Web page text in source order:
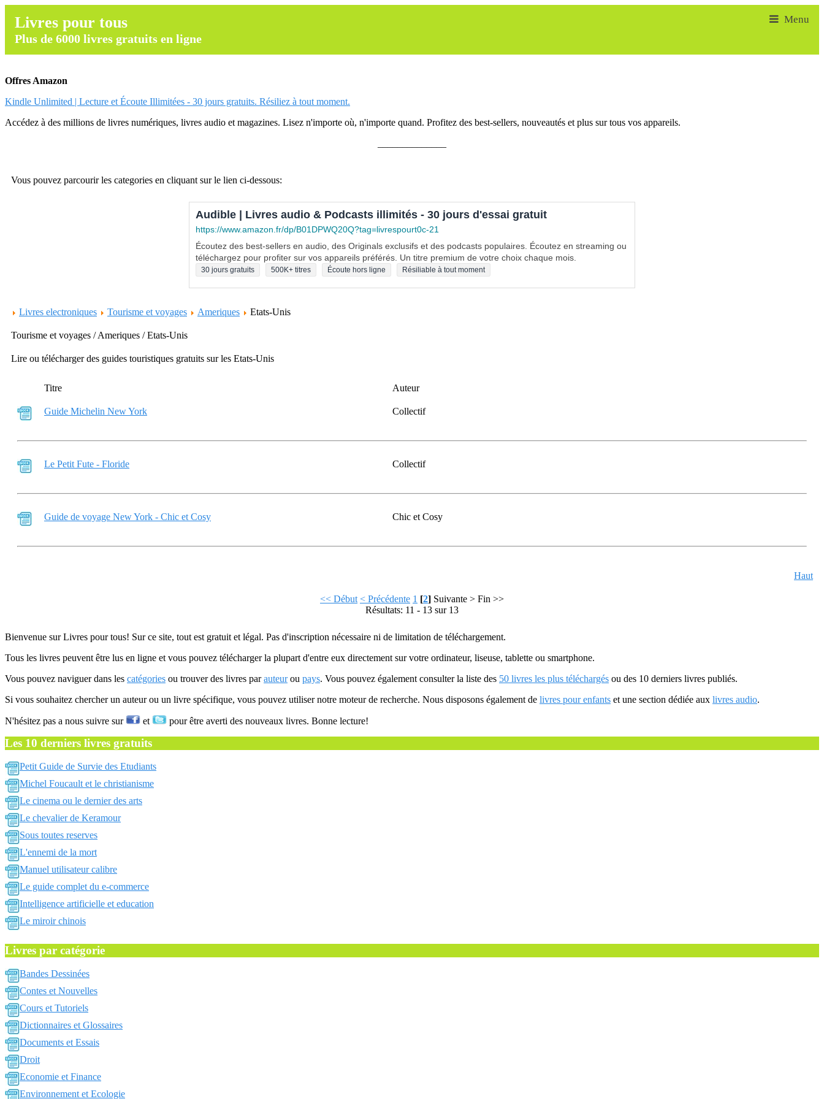
Livres pour tous
Plus de 6000 livres gratuits en ligne
Offres Amazon
Kindle Unlimited | Lecture et Écoute Illimitées - 30 jours gratuits. Résiliez à tout moment.
Accédez à des millions de livres numériques, livres audio et magazines. Lisez n'importe où, n'importe quand. Profitez des best-sellers, nouveautés et plus sur tous vos appareils.
Vous pouvez parcourir les categories en cliquant sur le lien ci-dessous:
Audible | Livres audio & Podcasts illimités - 30 jours d'essai gratuit
https://www.amazon.fr/dp/B01DPWQ20Q?tag=livrespourt0c-21
Écoutez des best-sellers en audio, des Originals exclusifs et des podcasts populaires. Écoutez en streaming ou
téléchargez pour profiter sur vos appareils préférés. Un titre premium de votre choix chaque mois.
30 jours gratuits 500K+ titres Écoute hors ligne Résiliable à tout moment
Livres electroniques Tourisme et voyages Ameriques Etats-Unis
Tourisme et voyages / Ameriques / Etats-Unis
Lire ou télécharger des guides touristiques gratuits sur les Etats-Unis
Titre Auteur
Guide Michelin New York Collectif
Le Petit Fute - Floride Collectif
Guide de voyage New York - Chic et Cosy Chic et Cosy
Haut
<< Début < Précédente 1 [2] Suivante > Fin >>
Résultats: 11 - 13 sur 13
Bienvenue sur Livres pour tous! Sur ce site, tout est gratuit et légal. Pas d'inscription nécessaire ni de limitation de téléchargement.
Tous les livres peuvent être lus en ligne et vous pouvez télécharger la plupart d'entre eux directement sur votre ordinateur, liseuse, tablette ou smartphone.
Vous pouvez naviguer dans les catégories ou trouver des livres parauteurou pays. Vous pouvez également consulter la liste des 50 livres les plus téléchargés ou des 10 derniers livres publiés.
Si vous souhaitez chercher un auteur ou un livre spécifique, vous pouvez utiliser notre moteur de recherche. Nous disposons également de livres pour enfants et une section dédiée aux livres audio.
N'hésitez pas a nous suivre sur et pour être averti des nouveaux livres. Bonne lecture!
Les 10 derniers livres gratuits
Petit Guide de Survie des Etudiants
Michel Foucault et le christianisme
Le cinema ou le dernier des arts
Le chevalier de Keramour
Sous toutes reserves
L'ennemi de la mort
Manuel utilisateur calibre
Le guide complet du e-commerce
Intelligence artificielle et education
Le miroir chinois
Livres par catégorie
Bandes Dessinées
Contes et Nouvelles
Cours et Tutoriels
Dictionnaires et Glossaires
Documents et Essais
Droit
Economie et Finance
Environnement et Ecologie